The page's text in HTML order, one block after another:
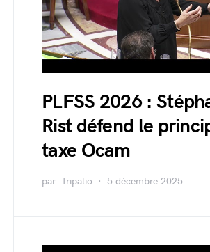
PLFSS 2026 :
Rist défend le
taxe Ocam
par Tripalio 5 décembre 2025